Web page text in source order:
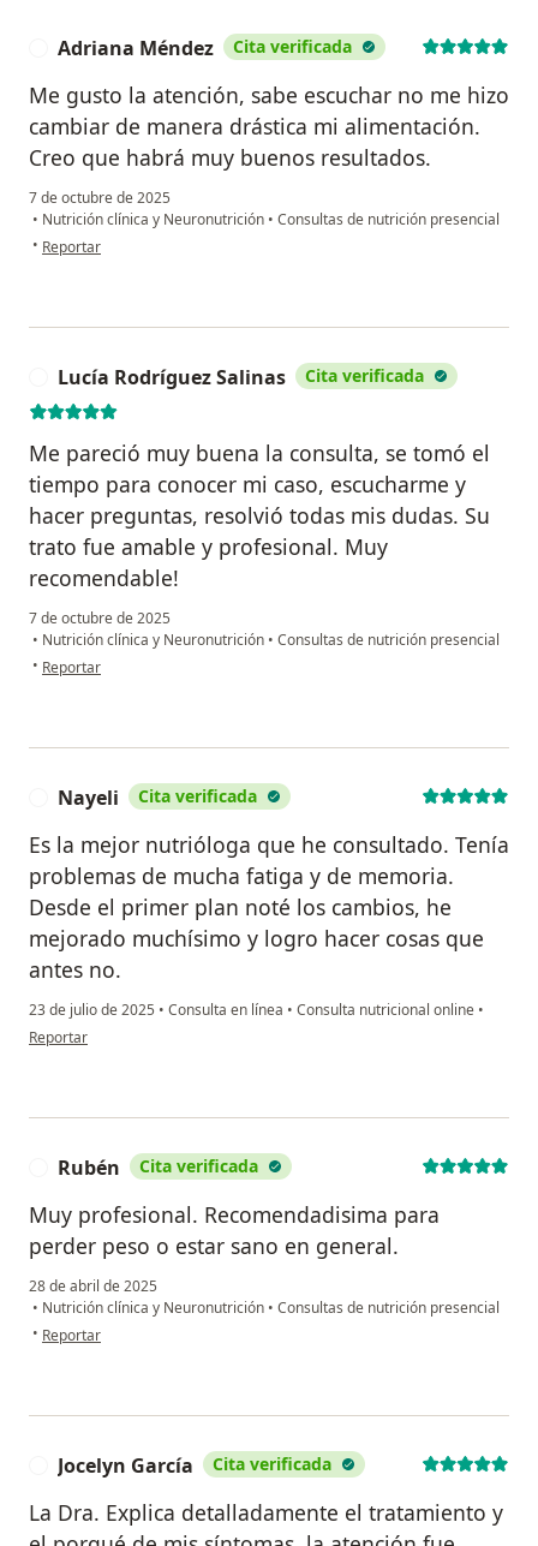
Adriana Méndez Cita verificada
Me gusto la atención, sabe escuchar no me hizo
cambiar de manera drástica mi alimentación.
Creo que habrá muy buenos resultados.
7 de octubre de 2025
• Nutrición clínica y Neuronutrición • Consultas de nutrición presencial
• en opinión del usuario Adriana Méndez
Reportar
Lucía Rodríguez Salinas Cita verificada
Me pareció muy buena la consulta, se tomó el
tiempo para conocer mi caso, escucharme y
hacer preguntas, resolvió todas mis dudas. Su
trato fue amable y profesional. Muy
recomendable!
7 de octubre de 2025
• Nutrición clínica y Neuronutrición • Consultas de nutrición presencial
• en opinión del usuario Lucía Rodríguez Salinas
Reportar
Nayeli Cita verificada
Es la mejor nutrióloga que he consultado. Tenía
problemas de mucha fatiga y de memoria.
Desde el primer plan noté los cambios, he
mejorado muchísimo y logro hacer cosas que
antes no.
23 de julio de 2025 • Consulta en línea • Consulta nutricional online •
en opinión del usuario Nayeli
Reportar
Rubén Cita verificada
Muy profesional. Recomendadisima para
perder peso o estar sano en general.
28 de abril de 2025
• Nutrición clínica y Neuronutrición • Consultas de nutrición presencial
• en opinión del usuario Rubén
Reportar
Jocelyn García Cita verificada
La Dra. Explica detalladamente el tratamiento y